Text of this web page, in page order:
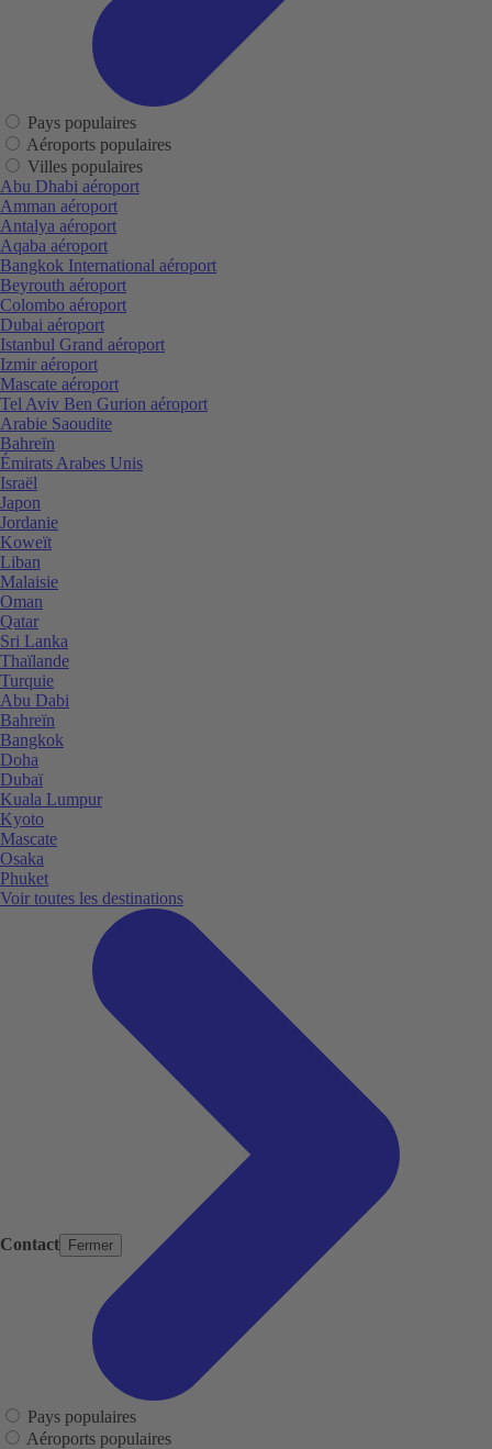
Contact Fermer
Pays populaires
Aéroports populaires
Villes populaires
Abu Dhabi aéroport
Amman aéroport
Antalya aéroport
Aqaba aéroport
Bangkok International aéroport
Beyrouth aéroport
Colombo aéroport
Dubai aéroport
Istanbul Grand aéroport
Izmir aéroport
Mascate aéroport
Tel Aviv Ben Gurion aéroport
Arabie Saoudite
Bahreïn
Émirats Arabes Unis
Israël
Japon
Jordanie
Koweït
Liban
Malaisie
Oman
Qatar
Sri Lanka
Thaïlande
Turquie
Abu Dabi
Bahreïn
Bangkok
Doha
Dubaï
Kuala Lumpur
Kyoto
Mascate
Osaka
Phuket
Voir toutes les destinations
Pays populaires
Aéroports populaires